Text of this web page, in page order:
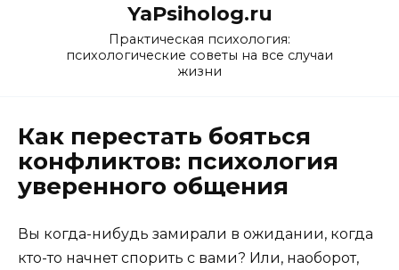
YaPsiholog.ru
Практическая психология:
психологические советы на все случаи
жизни
Как перестать бояться
конфликтов: психология
уверенного общения
Вы когда-нибудь замирали в ожидании, когда
кто-то начнет спорить с вами? Или, наоборот,